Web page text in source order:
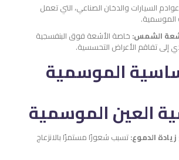
السيارات والدخان الصناعي، التي تعمل
الشمس: خاصة الأشعة فوق البنفسجية
إلى تفاقم الأعراض التحسسية.
الموسمية
الدموع:تسبب شعورًا مستمرًا بالانزعاج